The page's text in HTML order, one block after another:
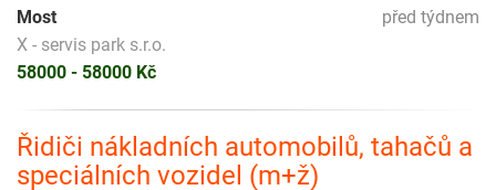
před týdnem
Most
X - servis park s.r.o.
58000 - 58000 Kč
Řidiči nákladních automobilů, tahačů a
speciálních vozidel (m+ž)